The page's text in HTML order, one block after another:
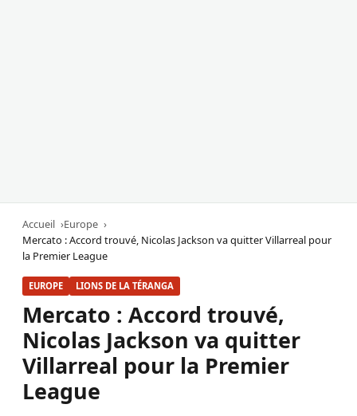
Accueil
Europe
Mercato : Accord trouvé, Nicolas Jackson va quitter Villarreal pour
la Premier League
EUROPE LIONS DE LA TÉRANGA
Mercato : Accord trouvé,
Nicolas Jackson va quitter
Villarreal pour la Premier
League